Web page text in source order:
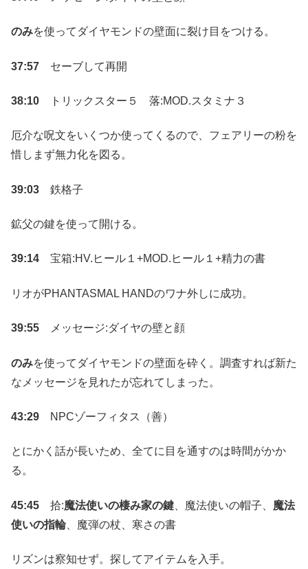
のみを使ってダイヤモンドの壁面に裂け目をつける。
37:57 セーブして再開
38:10 トリックスター５ 落:MOD.スタミナ３
厄介な呪文をいくつか使ってくるので、フェアリーの粉を
惜しまず無力化を図る。
39:03 鉄格子
鉱父の鍵を使って開ける。
39:14 宝箱:HV.ヒール１+MOD.ヒール１+精力の書
リオがPHANTASMAL HANDのワナ外しに成功。
39:55 メッセージ:ダイヤの壁と顔
のみを使ってダイヤモンドの壁面を砕く。調査すれば新た
なメッセージを見れたが忘れてしまった。
43:29 NPCゾーフィタス（善）
とにかく話が長いため、全てに目を通すのは時間がかか
る。
45:45 拾:魔法使いの棲み家の鍵 、魔法使いの帽子、 魔法
使いの指輪、魔弾の杖、寒さの書
リズンは察知せず。探してアイテムを入手。